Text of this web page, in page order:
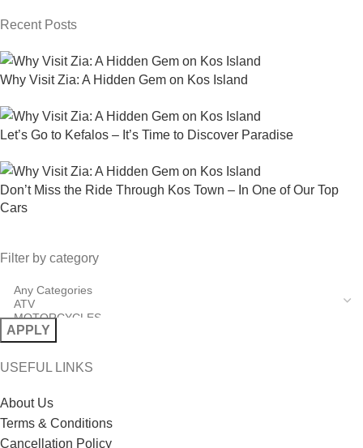
Recent Posts
Why Visit Zia: A Hidden Gem on Kos Island
Let’s Go to Kefalos – It’s Time to Discover Paradise
Don’t Miss the Ride Through Kos Town – In One of Our Top
Cars
Filter by category
APPLY
USEFUL LINKS
About Us
Terms & Conditions
Cancellation Policy